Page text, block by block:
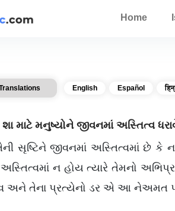
Home
English Español
શા માટે મનુષ્યોને જીવનમાં અસ્તિત્વ
સૃષ્ટિને જીવનમાં અસ્તિત્વમાં છે કે
ન હોય ત્યારે તેમનો
અને તેના પ્રત્યેનો ડર એ આ નેઅમત પર